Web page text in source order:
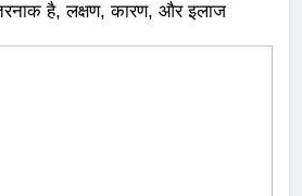
है, लक्षण, कारण, और इलाज